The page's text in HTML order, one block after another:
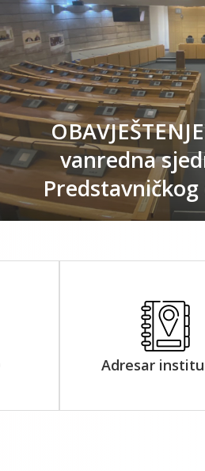
vanredna
Predstavničkog
Adresar